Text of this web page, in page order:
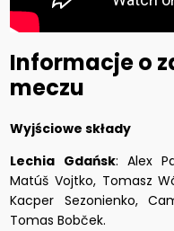
Informacje o
meczu
Wyjściowe składy
Lechia Gdańsk: Alex
Matúš Vojtko, Tomasz
Kacper Sezonienko,
Tomas Bobček.